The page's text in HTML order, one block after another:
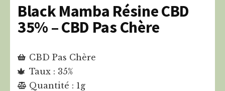
Black Mamba Résine CBD
35% – CBD Pas Chère
CBD Pas Chère
Taux : 35%
Quantité : 1g